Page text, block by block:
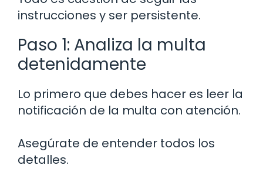
instrucciones y ser persistente.
Paso 1: Analiza la multa
detenidamente
Lo primero que debes hacer es leer la
notificación de la multa con atención.
Asegúrate de entender todos los
detalles.